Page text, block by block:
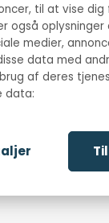
til at vise dig
også oplysninger
medier,
data med
af deres
data: